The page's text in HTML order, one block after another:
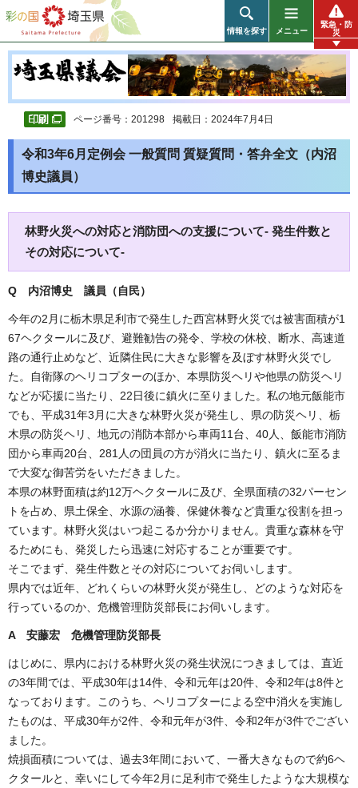
彩の国 埼玉県
情報を探す メニュー
緊急・防
災
ページ番号：201298 掲載日：2024年7月4日
令和3年6月定例会 一般質問 質疑質問・答弁全文（内沼
博史議員）
林野火災への対応と消防団への支援について- 発生件数と
その対応について-
Q 内沼博史 議員（自民）
今年の2月に栃木県足利市で発生した西宮林野火災では被害面積が1
67ヘクタールに及び、避難勧告の発令、学校の休校、断水、高速道
路の通行止めなど、近隣住民に大きな影響を及ぼす林野火災でし
た。自衛隊のヘリコプターのほか、本県防災ヘリや他県の防災ヘリ
などが応援に当たり、22日後に鎮火に至りました。私の地元飯能市
でも、平成31年3月に大きな林野火災が発生し、県の防災ヘリ、栃
木県の防災ヘリ、地元の消防本部から車両11台、40人、飯能市消防
団から車両20台、281人の団員の方が消火に当たり、鎮火に至るま
で大変な御苦労をいただきました。
本県の林野面積は約12万ヘクタールに及び、全県面積の32パーセン
トを占め、県土保全、水源の涵養、保健休養など貴重な役割を担っ
ています。林野火災はいつ起こるか分かりません。貴重な森林を守
るためにも、発災したら迅速に対応することが重要です。
そこでまず、発生件数とその対応についてお伺いします。
県内では近年、どれくらいの林野火災が発生し、どのような対応を
行っているのか、危機管理防災部長にお伺いします。
A 安藤宏 危機管理防災部長
はじめに、県内における林野火災の発生状況につきましては、直近
の3年間では、平成30年は14件、令和元年は20件、令和2年は8件と
なっております。このうち、ヘリコプターによる空中消火を実施し
たものは、平成30年が2件、令和元年が3件、令和2年が3件でござい
ました。
焼損面積については、過去3年間において、一番大きなもので約6ヘ
クタールと、幸いにして今年2月に足利市で発生したような大規模な